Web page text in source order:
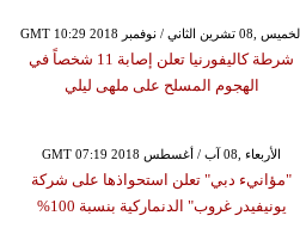
GMT 10:29 2018 الخميس ,08 تشرين الثاني / نوفمبر
شرطة كاليفورنيا تعلن إصابة 11 شخصاً في
الهجوم المسلح على ملهى ليلي
GMT 07:19 2018 الأربعاء ,08 آب / أغسطس
"مؤانيء دبي" تعلن استحواذها على شركة
يونيفيدر غروب" الدنماركية بنسبة 100%